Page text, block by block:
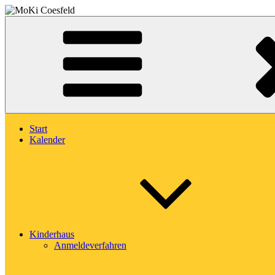
Zum
Inhalt
Montessori-Kinderhaus Coesfeld
Start
Kalender
Kinderhaus
Anmeldeverfahren